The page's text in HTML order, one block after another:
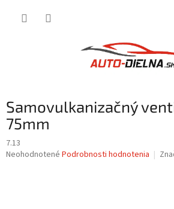
Samovulkanizačný
75mm
7.13
Priemerné
Neohodnotené Podrobnosti hodnotenia